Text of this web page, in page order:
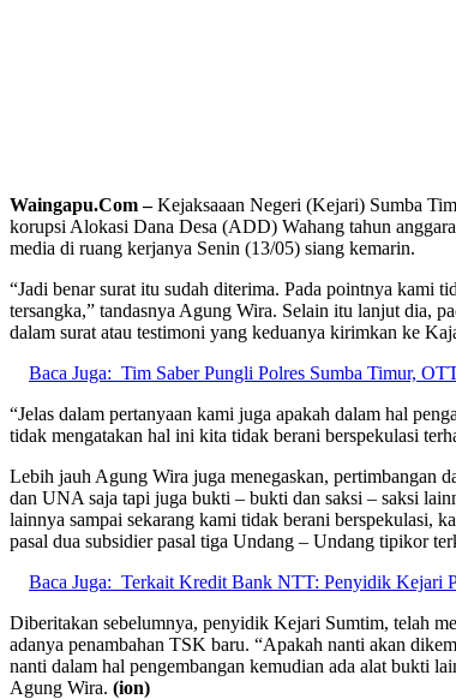
Waingapu.Com –Kejaksaaan Negeri (Kejari) Sumba
korupsi Alokasi Dana Desa (ADD) Wahang tahun
media di ruang kerjanya Senin (13/05) siang kemarin.
“Jadi benar surat itu sudah diterima. Pada pointnya kami
tersangka,” tandasnya Agung Wira. Selain itu lanjut dia,
dalam surat atau testimoni yang keduanya kirimkan ke
Baca Juga: Tim Saber Pungli Polres Sumba Timur,
“Jelas dalam pertanyaan kami juga apakah dalam hal
tidak mengatakan hal ini kita tidak berani berspekulasi
Lebih jauh Agung Wira juga menegaskan, pertimbangan
dan UNA saja tapi juga bukti – bukti dan saksi – saksi
lainnya sampai sekarang kami tidak berani berspekulasi,
pasal dua subsidier pasal tiga Undang – Undang tipikor
Baca Juga: Terkait Kredit Bank NTT: Penyidik Kejari
Diberitakan sebelumnya, penyidik Kejari Sumtim, telah
adanya penambahan TSK baru. “Apakah nanti akan
nanti dalam hal pengembangan kemudian ada alat bukti
Agung Wira. (ion)